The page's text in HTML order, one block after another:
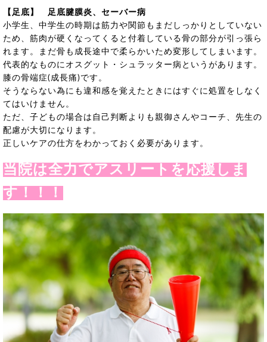
【足底】 足底腱膜炎、セーバー病
小学生、中学生の時期は筋力や関節もまだしっかりとしていない
ため、筋肉が硬くなってくると付着している骨の部分が引っ張ら
れます。まだ骨も成長途中で柔らかいため変形してしまいます。
代表的なものにオスグット・シュラッター病というがあります。
膝の骨端症(成長痛)です。
そうならない為にも違和感を覚えたときにはすぐに処置をしなく
てはいけません。
ただ、子どもの場合は自己判断よりも親御さんやコーチ、先生の
配慮が大切になります。
正しいケアの仕方をわかっておく必要があります。
当院は全力でアスリートを応援しま
す！！！